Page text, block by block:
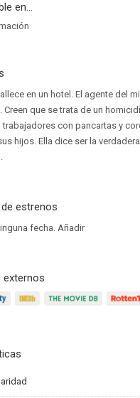
en...
en un hotel. El agente del
Creen que se trata de un
trabajadores con pancartas y
hijos. Ella dice ser la
estrenos
fecha. Añadir
externos